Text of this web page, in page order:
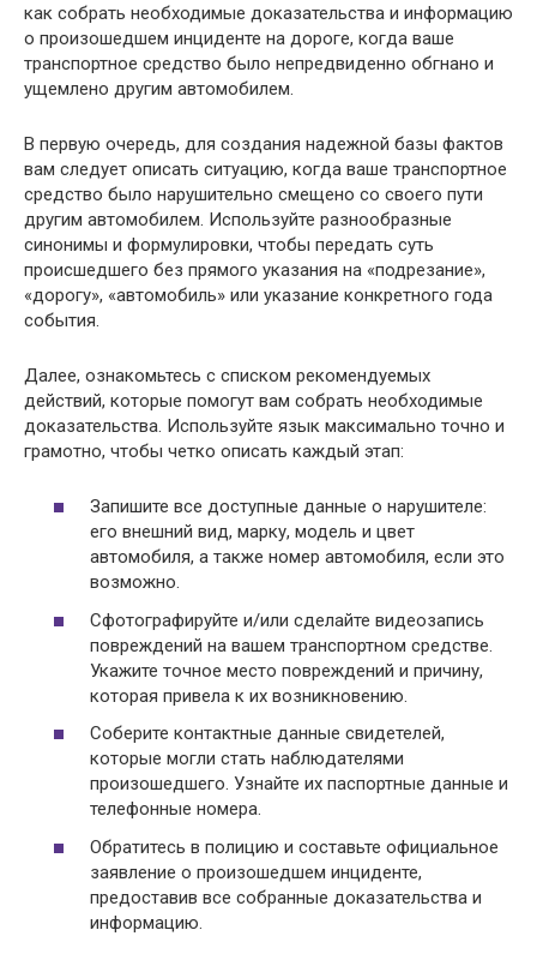
как собрать необходимые доказательства и информацию
о произошедшем инциденте на дороге, когда ваше
транспортное средство было непредвиденно обгнано и
ущемлено другим автомобилем.
В первую очередь, для создания надежной базы фактов
вам следует описать ситуацию, когда ваше транспортное
средство было нарушительно смещено со своего пути
другим автомобилем. Используйте разнообразные
синонимы и формулировки, чтобы передать суть
происшедшего без прямого указания на «подрезание»,
«дорогу», «автомобиль» или указание конкретного года
события.
Далее, ознакомьтесь с списком рекомендуемых
действий, которые помогут вам собрать необходимые
доказательства. Используйте язык максимально точно и
грамотно, чтобы четко описать каждый этап:
Запишите все доступные данные о нарушителе:
его внешний вид, марку, модель и цвет
автомобиля, а также номер автомобиля, если это
возможно.
Сфотографируйте и/или сделайте видеозапись
повреждений на вашем транспортном средстве.
Укажите точное место повреждений и причину,
которая привела к их возникновению.
Соберите контактные данные свидетелей,
которые могли стать наблюдателями
произошедшего. Узнайте их паспортные данные и
телефонные номера.
Обратитесь в полицию и составьте официальное
заявление о произошедшем инциденте,
предоставив все собранные доказательства и
информацию.